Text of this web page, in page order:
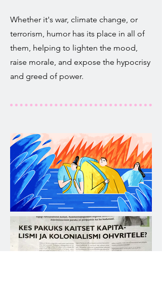
Whether it's war, climate change, or
terrorism, humor has its place in all of
them, helping to lighten the mood,
raise morale, and expose the hypocrisy
and greed of power.